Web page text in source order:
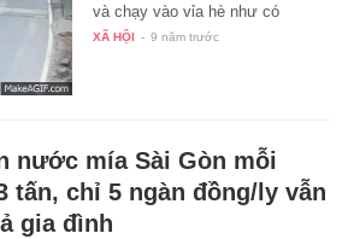
và chạy vào vỉa hè như có
phép…
XÃ HỘI - 9 năm trước
nước mía Sài Gòn mỗi
tấn, chỉ 5 ngàn đồng/ly vẫn
gia đình